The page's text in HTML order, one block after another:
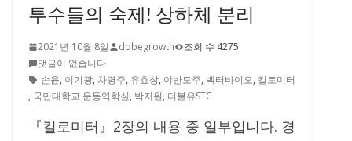
투수들의 숙제! 상하체 분리
2021년 10월 8일 dobegrowth
조회 수 4275
댓글이 없습니다
손윤, 이기광, 차명주, 유효상, 야반도주, 벡터바이오, 킬로미터
, 국민대학교 운동역학실, 박지원, 더블유STC
『킬로미터』2장의 내용 중 일부입니다. ​경